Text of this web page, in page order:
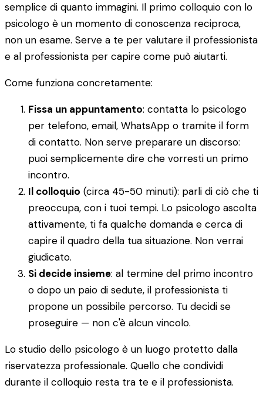
semplice di quanto immagini. Il primo colloquio con lo
psicologo è un momento di conoscenza reciproca,
non un esame. Serve a te per valutare il professionista
e al professionista per capire come può aiutarti.
Come funziona concretamente:
Fissa un appuntamento: contatta lo psicologo
per telefono, email, WhatsApp o tramite il form
di contatto. Non serve preparare un discorso:
puoi semplicemente dire che vorresti un primo
incontro.
Il colloquio (circa 45-50 minuti): parli di ciò che ti
preoccupa, con i tuoi tempi. Lo psicologo ascolta
attivamente, ti fa qualche domanda e cerca di
capire il quadro della tua situazione. Non verrai
giudicato.
Si decide insieme: al termine del primo incontro
o dopo un paio di sedute, il professionista ti
propone un possibile percorso. Tu decidi se
proseguire — non c'è alcun vincolo.
Lo studio dello psicologo è un luogo protetto dalla
riservatezza professionale. Quello che condividi
durante il colloquio resta tra te e il professionista.